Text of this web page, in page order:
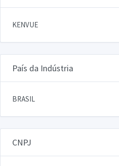
KENVUE
País da Indústria
BRASIL
CNPJ